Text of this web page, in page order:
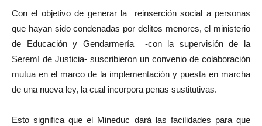
Con el objetivo de generar la reinserción social a personas
que hayan sido condenadas por delitos menores, el ministerio
de Educación y Gendarmería -con la supervisión de la
Seremí de Justicia- suscribieron un convenio de colaboración
mutua en el marco de la implementación y puesta en marcha
de una nueva ley, la cual incorpora penas sustitutivas.
Esto significa que el Mineduc dará las facilidades para que